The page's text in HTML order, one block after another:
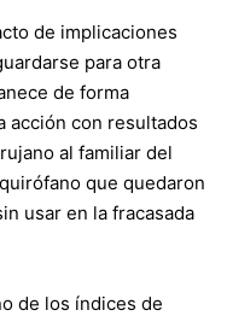
de implicaciones
para otra
de forma
acción con resultados
al familiar del
que quedaron
usar en la fracasada
de los índices de